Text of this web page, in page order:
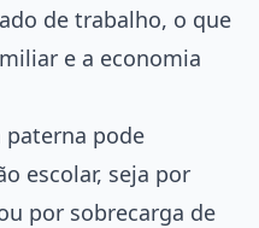
de trabalho, o que
e a economia
paterna pode
escolar, seja por
por sobrecarga de